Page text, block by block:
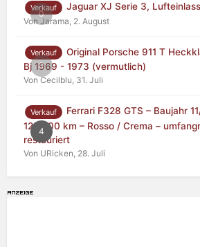
0
Verkauf Jaguar XJ Serie 3,
Von Jarama, 2. August
0
Verkauf
Original Porsche 911 T
Bj 1969 - 1973 (vermutlich)
Von Cecilblu, 31. Juli
4
Verkauf
Ferrari F328 GTS – Baujahr
125.000 km – Rosso / Crema –
restauriert
Von URicken, 28. Juli